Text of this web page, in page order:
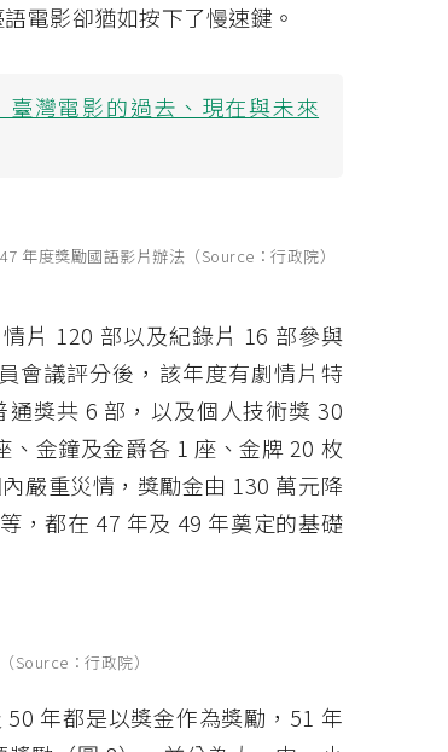
電影卻猶如按下了慢速鍵。
灣電影的過去、現在與未來
年度獎勵國語影片辦法（Source：行政院）
片 120 部以及紀錄片 16 部參與
會議評分後，該年度有劇情片特
獎共 6 部，以及個人技術獎 30
金鐘及金爵各 1 座、金牌 20 枚
嚴重災情，獎勵金由 130 萬元降
，都在 47 年及 49 年奠定的基礎
Source：行政院）
年都是以獎金作為獎勵，51 年